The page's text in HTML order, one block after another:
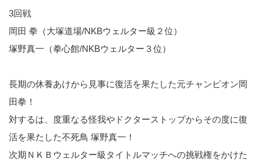
3回戦
岡田 拳（大塚道場/NKBウェルター級２位）
塚野真一（拳心館/NKBウェルター３位）
長期の休養あけから見事に復活を果たした元チャンピオン岡
田拳！
対するは、度重なる怪我やドクターストップからその度に復
活を果たした不死鳥 塚野真一！
次期ＮＫＢウェルター級タイトルマッチへの挑戦権をかけた